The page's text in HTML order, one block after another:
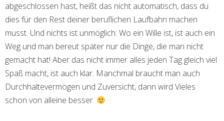
abgeschlossen hast, heißt das nicht automatisch, dass du
dies für den Rest deiner beruflichen Laufbahn machen
musst. Und nichts ist unmöglich: Wo ein Wille ist, ist auch ein
Weg und man bereut später nur die Dinge, die man nicht
gemacht hat! Aber das nicht immer alles jeden Tag gleich viel
Spaß macht, ist auch klar. Manchmal braucht man auch
Durchhaltevermögen und Zuversicht, dann wird Vieles
schon von alleine besser.